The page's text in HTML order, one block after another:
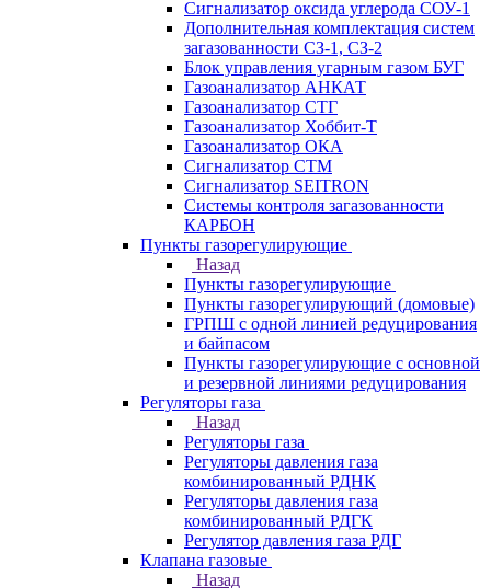
Сигнализатор оксида углерода СОУ-1
Дополнительная комплектация систем
загазованности СЗ-1, СЗ-2
Блок управления угарным газом БУГ
Газоанализатор АНКАТ
Газоанализатор СТГ
Газоанализатор Хоббит-Т
Газоанализатор ОКА
Сигнализатор СТМ
Сигнализатор SEITRON
Системы контроля загазованности
КАРБОН
Пункты газорегулирующие
Назад
Пункты газорегулирующие
Пункты газорегулирующий (домовые)
ГРПШ с одной линией редуцирования
и байпасом
Пункты газорегулирующие с основной
и резервной линиями редуцирования
Регуляторы газа
Назад
Регуляторы газа
Регуляторы давления газа
комбинированный РДНК
Регуляторы давления газа
комбинированный РДГК
Регулятор давления газа РДГ
Клапана газовые
Назад